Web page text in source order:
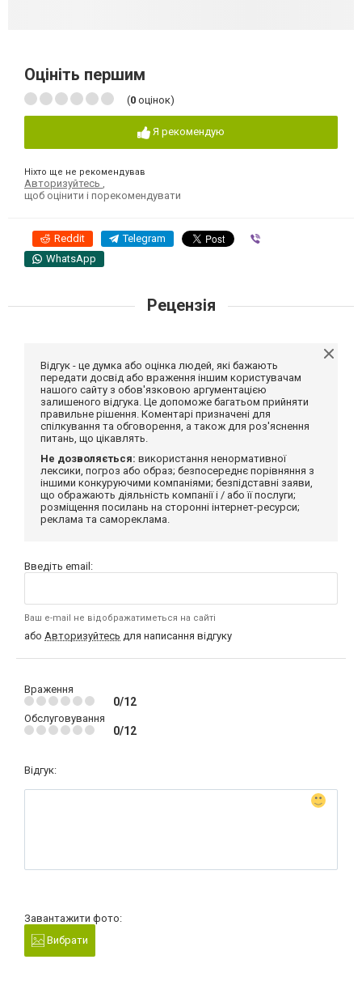
Оцініть першим
(0 оцінок)
Я рекомендую
Ніхто ще не рекомендував
Авторизуйтесь
щоб оцінити і порекомендувати
Reddit Telegram
WhatsApp
Рецензія
Відгук - це думка або оцінка людей, які бажають
передати досвід або враження іншим користувачам
нашого сайту з обов'язковою аргументацією
залишеного відгука. Це допоможе багатьом прийняти
правильне рішення. Коментарі призначені для
спілкування та обговорення, а також для роз'яснення
питань, що цікавлять.
Не дозволяється: використання ненормативної
лексики, погроз або образ; безпосереднє порівняння з
іншими конкуруючими компаніями; безпідставні заяви,
що ображають діяльність компанії і / або її послуги;
розміщення посилань на сторонні інтернет-ресурси;
реклама та самореклама.
Введіть email:
Ваш e-mail не відображатиметься на сайті
або Авторизуйтесь для написання відгуку
Враження
0/12
Обслуговування
0/12
Відгук:
Завантажити фото:
Вибрати